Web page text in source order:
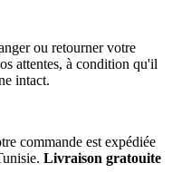
ou retourner votre
attentes, à condition qu'il
intact.
commande est expédiée
Livraison gratouite